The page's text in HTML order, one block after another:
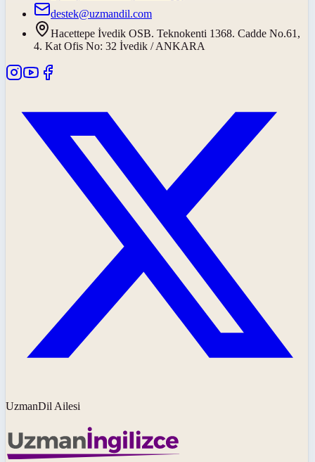
destek@uzmandil.com
Hacettepe İvedik OSB. Teknokenti 1368. Cadde No.61,
4. Kat Ofis No: 32 İvedik / ANKARA
UzmanDil Ailesi